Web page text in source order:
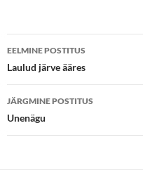
(
p
n
i
n
n
e
w
w
o
k
O
e
s
i
n
w
d
Postituste
töölaud
EELMINE POSTITUS
Laulud järve ääres
JÄRGMINE POSTITUS
Unenägu